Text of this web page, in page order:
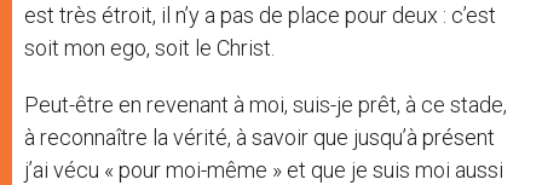
est très étroit, il n’y a pas de place pour deux : c’est
soit mon ego, soit le Christ.
Peut-être en revenant à moi, suis-je prêt, à ce stade,
à reconnaître la vérité, à savoir que jusqu’à présent
j’ai vécu « pour moi-même » et que je suis moi aussi